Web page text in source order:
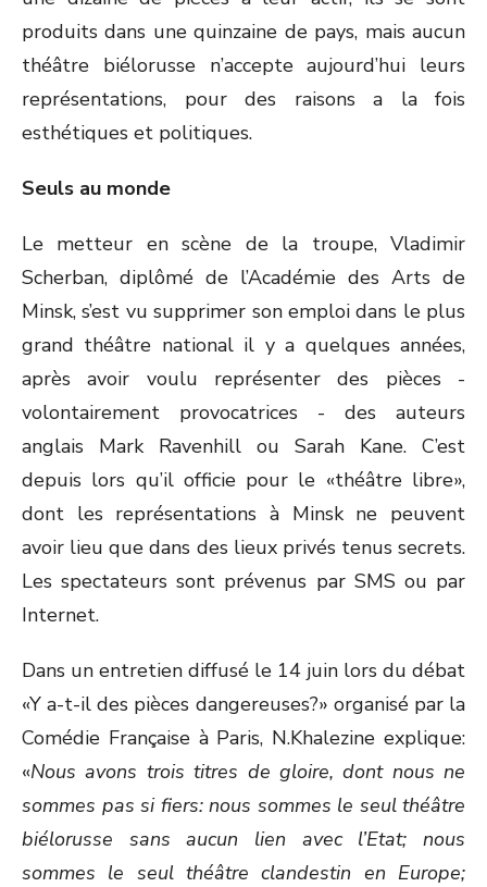
produits dans une quinzaine de pays, mais aucun
théâtre biélorusse n’accepte aujourd’hui leurs
représentations, pour des raisons a la fois
esthétiques et politiques.
Seuls au monde
Le metteur en scène de la troupe, Vladimir
Scherban, diplômé de l’Académie des Arts de
Minsk, s’est vu supprimer son emploi dans le plus
grand théâtre national il y a quelques années,
après avoir voulu représenter des pièces -
volontairement provocatrices - des auteurs
anglais Mark Ravenhill ou Sarah Kane. C’est
depuis lors qu’il officie pour le «théâtre libre»,
dont les représentations à Minsk ne peuvent
avoir lieu que dans des lieux privés tenus secrets.
Les spectateurs sont prévenus par SMS ou par
Internet.
Dans un entretien diffusé le 14 juin lors du débat
«Y a-t-il des pièces dangereuses?» organisé par la
Comédie Française à Paris, N.Khalezine explique:
«Nous avons trois titres de gloire, dont nous ne
sommes pas si fiers: nous sommes le seul théâtre
biélorusse sans aucun lien avec l’Etat; nous
sommes le seul théâtre clandestin en Europe;